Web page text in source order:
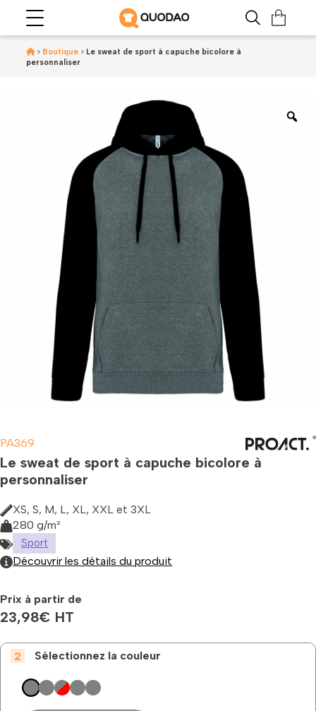
> Boutique > Le sweat de sport à capuche bicolore à
personnaliser
PA369
Le sweat de sport à capuche bicolore à
personnaliser
XS, S, M, L, XL, XXL et 3XL
280 g/m²
Sport
Découvrir les détails du produit
Prix à partir de
23,98€ HT
Sélectionnez la couleur